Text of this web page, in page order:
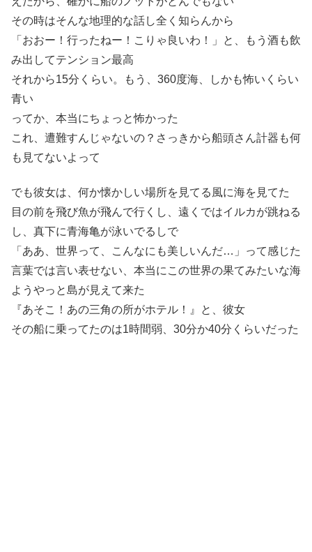
その時はそんな地理的な話し全く知らんから
「おおー！行ったねー！こりゃ良いわ！」と、もう酒も飲
み出してテンション最高
それから15分くらい。もう、360度海、しかも怖いくらい
青い
ってか、本当にちょっと怖かった
これ、遭難すんじゃないの？さっきから船頭さん計器も何
も見てないよって
でも彼女は、何か懐かしい場所を見てる風に海を見てた
目の前を飛び魚が飛んで行くし、遠くではイルカが跳ねる
し、真下に青海亀が泳いでるしで
「ああ、世界って、こんなにも美しいんだ…」って感じた
言葉では言い表せない、本当にこの世界の果てみたいな海
ようやっと島が見えて来た
『あそこ！あの三角の所がホテル！』と、彼女
その船に乗ってたのは1時間弱、30分か40分くらいだった